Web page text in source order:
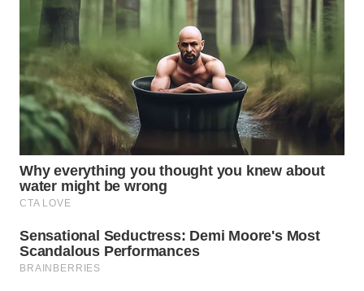
WN
PRIANGAN
TIMUR
WN
SEMARANG
WN
SOLO
WN
WN